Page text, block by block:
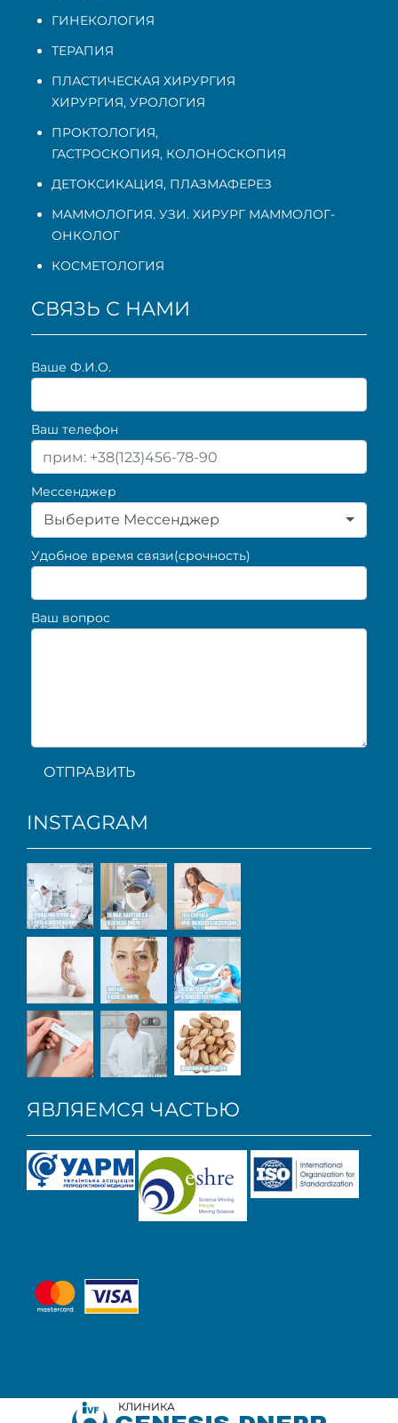
ГИНЕКОЛОГИЯ
ТЕРАПИЯ
ПЛАСТИЧЕСКАЯ ХИРУРГИЯ
ХИРУРГИЯ, УРОЛОГИЯ
ПРОКТОЛОГИЯ,
ГАСТРОСКОПИЯ, КОЛОНОСКОПИЯ
ДЕТОКСИКАЦИЯ, ПЛАЗМАФЕРЕЗ
МАММОЛОГИЯ. УЗИ. ХИРУРГ МАММОЛОГ-
ОНКОЛОГ
КОСМЕТОЛОГИЯ
СВЯЗЬ С НАМИ
Ваше Ф.И.О.
Ваш телефон
Мессенджер
Выберите Мессенджер
Удобное время связи(срочность)
Ваш вопрос
ОТПРАВИТЬ
INSTAGRAM
ЯВЛЯЕМСЯ ЧАСТЬЮ
КЛИНИКА